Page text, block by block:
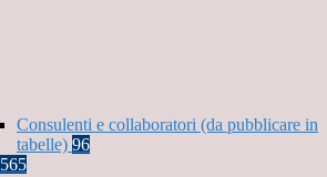
Consulenti e collaboratori (da pubblicare in
tabelle) 96
565